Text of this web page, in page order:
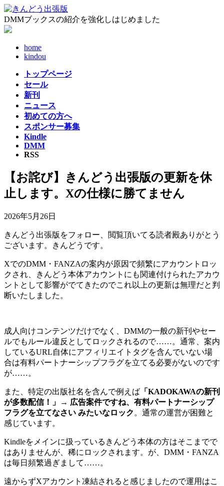
コ
ン
テ
ナ
ビ
ゲ
DMMブックスの紹介を強化しはじめました
home
kindou
トップページ
セール
新刊
ニュース
初めての方へ
スポンサー募集
Kindle
DMM
RSS
【お詫び】きんどう出張版の更新を休
止します。Xの仕様に勝てません
2026年5月26日
きんどう出張版をフォロー、閲覧頂いてる読者殿ありがとう
ございます。きんどうです。
XでのDMM・FANZAの案内が原因で頻繁にアカウントロッ
クされ、きんどう本体アカウントにも関連付けられたアカウ
ントとして影響がでてきたのでこれ以上の更新は無理だと判
断いたしました。
成人向けコンテンツだけでなく、DMMの一般の新刊やセー
ルでもルール違反としてロックされるので……。通常、案内
しているURL自体にアフィリエイトタグを含んでいない場
合は有料パートナーシップフラグを立てる必要がないのです
が……。
また、特定の出版社名を含んで例えば 「KADOKAWAの新刊
が多数配信！」→ 広告案件ですね、有料パートナーシップ
フラグを立てなさい みたいなロック 。通常の運営が困難と
感じています。
Kindleをメインに扱っているきんどう本体の方はそこまでで
はありませんが、稀にロックされます。が、DMM・FANZA
は毎日頻繁過ぎまして……。
遠からずXアカウント凍結されると感じましたので運用はこ